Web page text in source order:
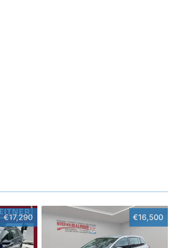
€17,290 €16,500